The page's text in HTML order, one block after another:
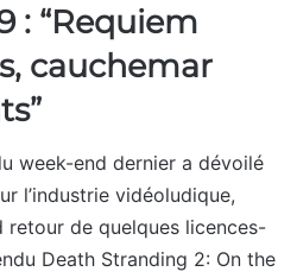
: “Requiem
cauchemar
week-end dernier a dévoilé
l’industrie vidéoludique,
retour de quelques licences-
Death Stranding 2: On the